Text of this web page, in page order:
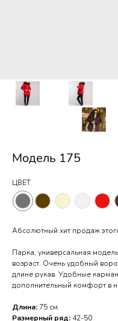
Модель 175
ЦВЕТ
Абсолютный хит продаж
Парка, универсальная
возраст. Очень удобный
длине рукав. Удобные
дополнительный комфорт в
Длина: 75 см.
Размерный ряд: 42-50